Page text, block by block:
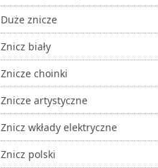
Duże znicze
Znicz biały
Znicze choinki
Znicze artystyczne
Znicz wkłady elektryczne
Znicz polski